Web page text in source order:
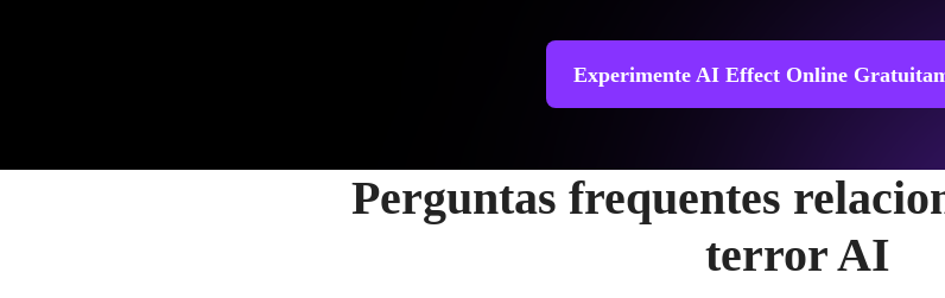
Experimente AI Effect Online
Perguntas frequentes
terror AI